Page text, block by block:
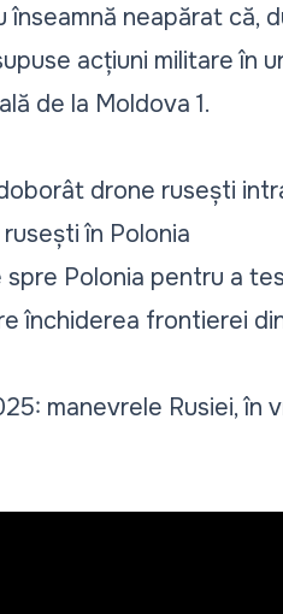
înseamnă neapărat că,
acțiuni militare în
de la Moldova 1.
drone rusești
în Polonia
Polonia pentru a
închiderea frontierei
manevrele Rusiei, în